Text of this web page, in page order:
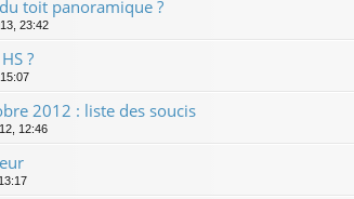
toit panoramique ?
23:42
?
2012 : liste des soucis
12:46